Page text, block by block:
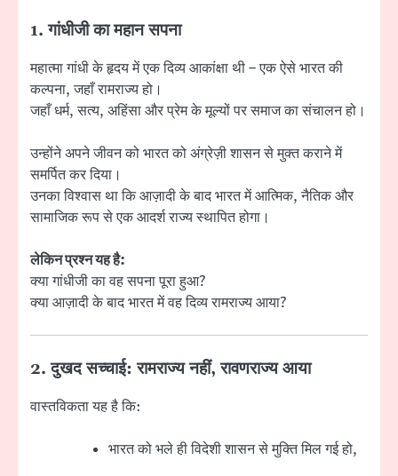
1. गांधीजी का महान सपना
महात्मा गांधी के हृदय में एक दिव्य आकांक्षा थी – एक ऐसे भारत की
कल्पना, जहाँ रामराज्य हो।
जहाँ धर्म, सत्य, अहिंसा और प्रेम के मूल्यों पर समाज का संचालन हो।
उन्होंने अपने जीवन को भारत को अंग्रेज़ी शासन से मुक्त कराने में
समर्पित कर दिया।
उनका विश्वास था कि आज़ादी के बाद भारत में आत्मिक, नैतिक और
सामाजिक रूप से एक आदर्श राज्य स्थापित होगा।
लेकिन प्रश्न यह है:
क्या गांधीजी का वह सपना पूरा हुआ?
क्या आज़ादी के बाद भारत में वह दिव्य रामराज्य आया?
2. दुखद सच्चाई: रामराज्य नहीं, रावणराज्य आया
वास्तविकता यह है कि:
भारत को भले ही विदेशी शासन से मुक्ति मिल गई हो,